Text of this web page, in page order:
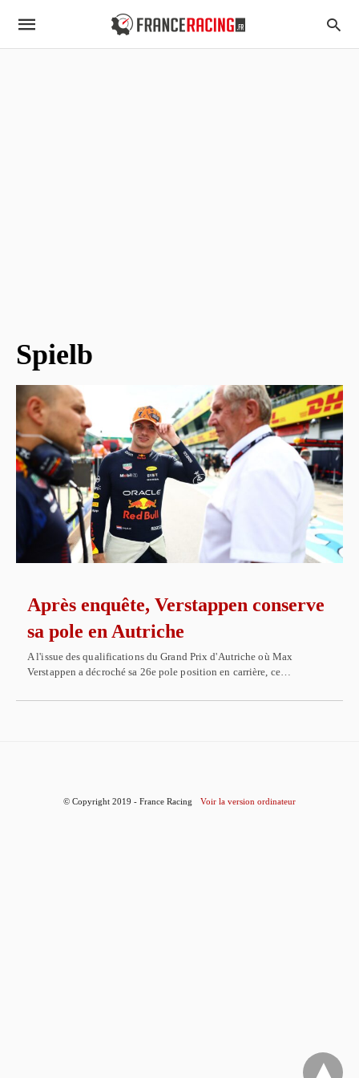
Spielb
Après enquête, Verstappen conserve
sa pole en Autriche
A l'issue des qualifications du Grand Prix d'Autriche où Max
Verstappen a décroché sa 26e pole position en carrière, ce…
© Copyright 2019 - France Racing Voir la version ordinateur